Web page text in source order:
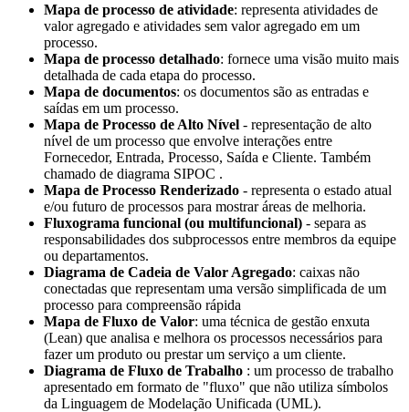
Mapa de processo de atividade: representa atividades de
valor agregado e atividades sem valor agregado em um
processo.
Mapa de processo detalhado: fornece uma visão muito mais
detalhada de cada etapa do processo.
Mapa de documentos: os documentos são as entradas e
saídas em um processo.
Mapa de Processo de Alto Nível - representação de alto
nível de um processo que envolve interações entre
Fornecedor, Entrada, Processo, Saída e Cliente. Também
chamado de diagrama SIPOC .
Mapa de Processo Renderizado - representa o estado atual
e/ou futuro de processos para mostrar áreas de melhoria.
Fluxograma funcional (ou multifuncional) - separa as
responsabilidades dos subprocessos entre membros da equipe
ou departamentos.
Diagrama de Cadeia de Valor Agregado: caixas não
conectadas que representam uma versão simplificada de um
processo para compreensão rápida
Mapa de Fluxo de Valor: uma técnica de gestão enxuta
(Lean) que analisa e melhora os processos necessários para
fazer um produto ou prestar um serviço a um cliente.
Diagrama de Fluxo de Trabalho : um processo de trabalho
apresentado em formato de "fluxo" que não utiliza símbolos
da Linguagem de Modelação Unificada (UML).